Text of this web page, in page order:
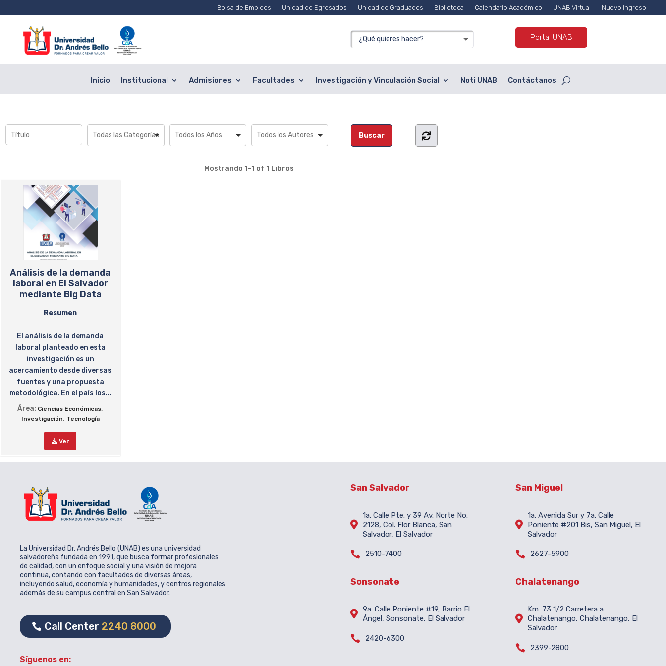
Bolsa de Empleos Unidad de Egresados Unidad de Graduados Biblioteca Calendario Académico UNAB Virtual Nuevo Ingreso
Portal UNAB
Inicio Institucional Admisiones Facultades Investigación y Vinculación Social Noti UNAB Contáctanos
Mostrando 1-1 of 1 Libros
Análisis de la demanda
laboral en El Salvador
mediante Big Data
Resumen
El análisis de la demanda
laboral planteado en esta
investigación es un
acercamiento desde diversas
fuentes y una propuesta
metodológica. En el país los...
Área: Ciencias Económicas,
Investigación, Tecnología
Ver
La Universidad Dr. Andrés Bello (UNAB) es una universidad
salvadoreña fundada en 1991, que busca formar profesionales
de calidad, con un enfoque social y una visión de mejora
continua, contando con facultades de diversas áreas,
incluyendo salud, economía y humanidades, y centros regionales
además de su campus central en San Salvador.
Call Center 2240 8000
Síguenos en:
San Salvador

1a. Calle Pte. y 39 Av. Norte No.
2128, Col. Flor Blanca, San
Salvador, El Salvador
 2510-7400
Sonsonate
 9a. Calle Poniente #19, Barrio El
Ángel, Sonsonate, El Salvador
 2420-6300
San Miguel

1a. Avenida Sur y 7a. Calle
Poniente #201 Bis, San Miguel, El
Salvador
 2627-5900
Chalatenango

Km. 73 1/2 Carretera a
Chalatenango, Chalatenango, El
Salvador
 2399-2800